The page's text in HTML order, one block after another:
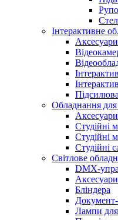
Інтерактивне
Аксесуари
Обладнання для
Аксесуари
Студійні
Студійні
Студійні
Світлове
DMX-
Бліндера
Лампи для